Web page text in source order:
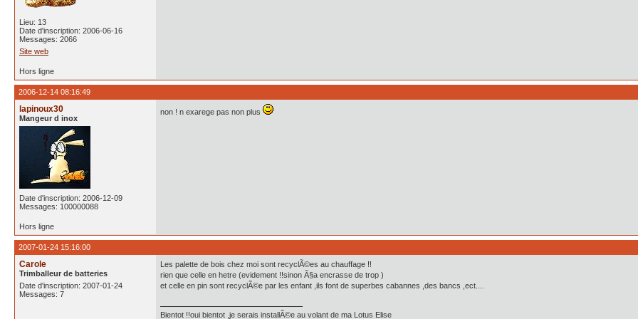
Lieu: 13
Date d'inscription: 2006-06-16
Messages: 2066
Site web
Hors ligne
2006-12-14 08:16:49
lapinoux30
Mangeur d inox
Date d'inscription: 2006-12-09
Messages: 100000088
non ! n exarege pas non plus
Hors ligne
2007-01-24 15:16:00
Carole
Trimballeur de batteries
Date d'inscription: 2007-01-24
Messages: 7
Les palette de bois chez moi sont recyclÃ©es au chauffage !!
rien que celle en hetre (evidement !!sinon Ã§a encrasse de trop )
et celle en pin sont recyclÃ©e par les enfant ,ils font de superbes cabannes ,des bancs ,ect....
Bientot !!oui bientot ,je serais installÃ©e au volant de ma Lotus Elise